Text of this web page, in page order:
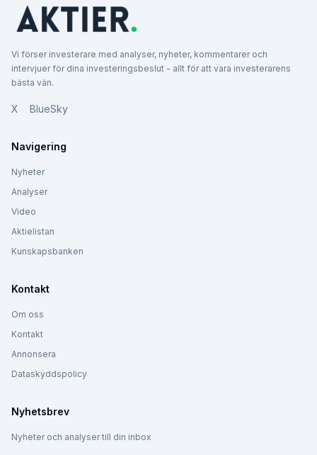
Vi förser investerare med analyser, nyheter, kommentarer och
intervjuer för dina investeringsbeslut - allt för att vara investerarens
bästa vän.
X BlueSky
Navigering
Nyheter
Analyser
Video
Aktielistan
Kunskapsbanken
Kontakt
Om oss
Kontakt
Annonsera
Dataskyddspolicy
Nyhetsbrev
Nyheter och analyser till din inbox